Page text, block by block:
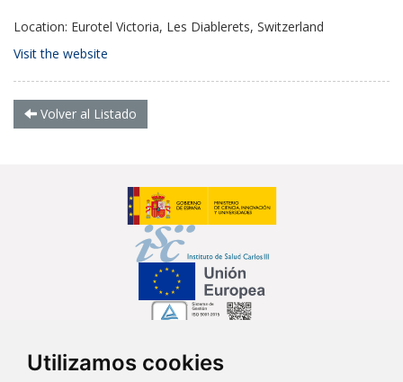
Utilizamos cookies
Location: Eurotel Victoria, Les Diablerets, Switzerland
Visit the website
Volver al Listado
Síguenos en...